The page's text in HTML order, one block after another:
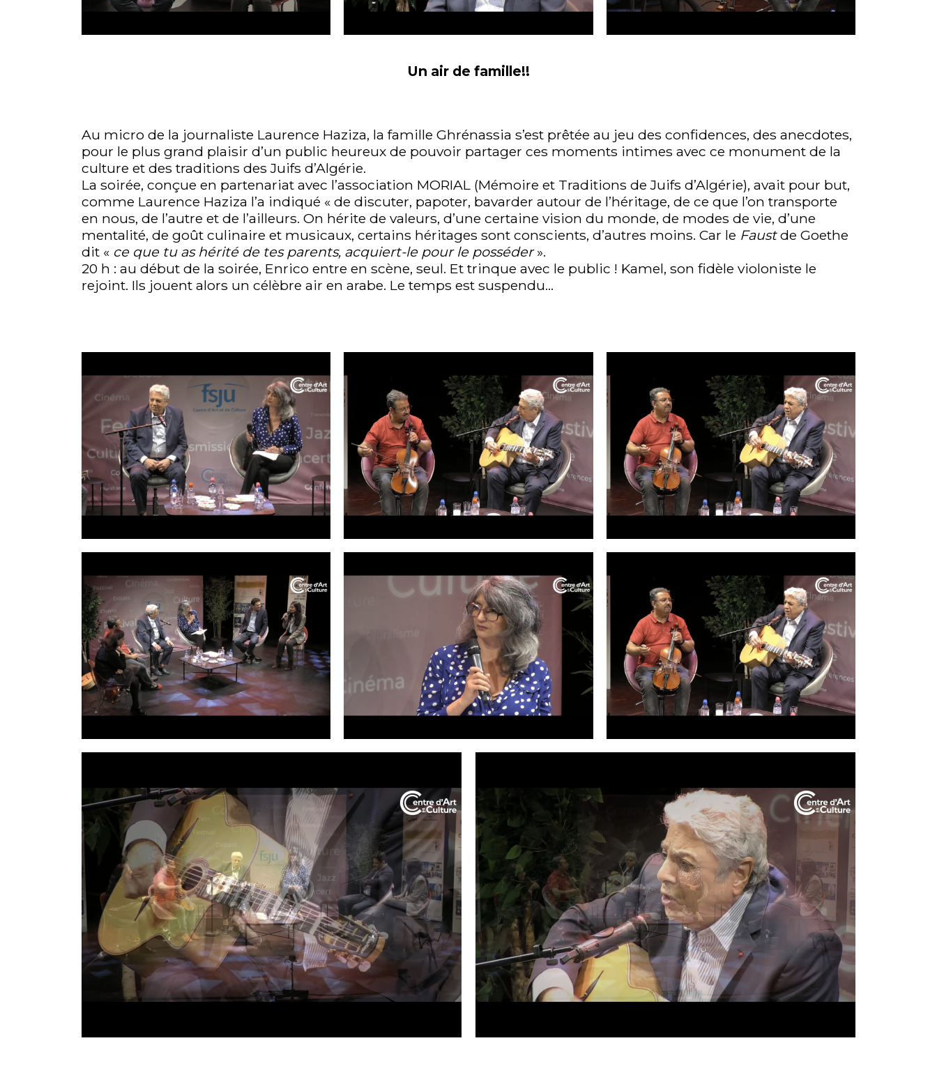
Un air de famille!!
Au micro de la journaliste Laurence Haziza, la famille Ghrénassia s’est prêtée au jeu des confidences, des anecdotes,
pour le plus grand plaisir d’un public heureux de pouvoir partager ces moments intimes avec ce monument de la
culture et des traditions des Juifs d’Algérie.
La soirée, conçue en partenariat avec l’association MORIAL (Mémoire et Traditions de Juifs d’Algérie), avait pour but,
comme Laurence Haziza l’a indiqué « de discuter, papoter, bavarder autour de l’héritage, de ce que l’on transporte
en nous, de l’autre et de l’ailleurs. On hérite de valeurs, d’une certaine vision du monde, de modes de vie, d’une
mentalité, de goût culinaire et musicaux, certains héritages sont conscients, d’autres moins. Car le Faustde Goethe
dit « ce que tu as hérité de tes parents, acquiert-le pour le posséder».
20 h : au début de la soirée, Enrico entre en scène, seul. Et trinque avec le public ! Kamel, son fidèle violoniste le
rejoint. Ils jouent alors un célèbre air en arabe. Le temps est suspendu…